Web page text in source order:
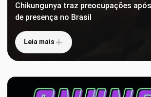
Chikungunya traz preocupações
de presença no Brasil
Leia mais